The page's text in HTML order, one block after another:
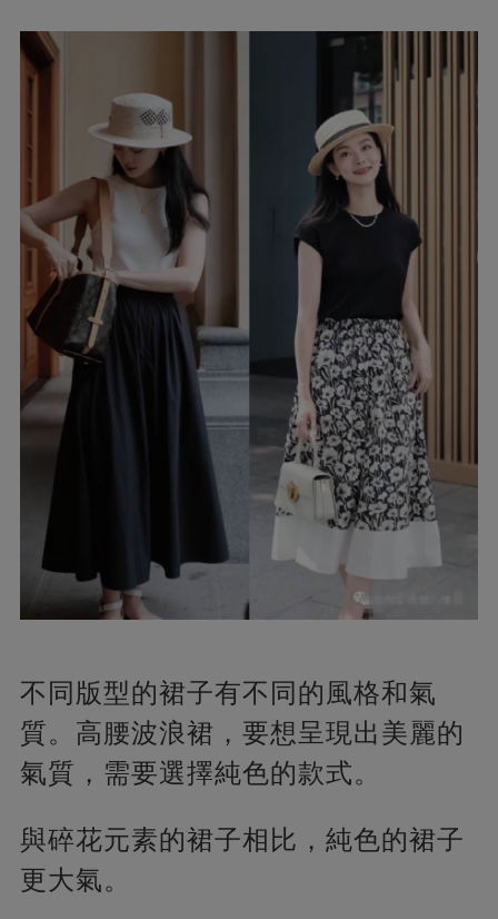
不同版型的裙子有不同的風格和氣
質。高腰波浪裙，要想呈現出美麗的
氣質，需要選擇純色的款式。
與碎花元素的裙子相比，純色的裙子
更大氣。